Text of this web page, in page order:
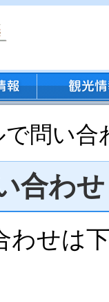
で問い合
合わせ
わせは